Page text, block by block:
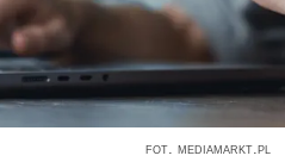
fot. mediamarkt.pl